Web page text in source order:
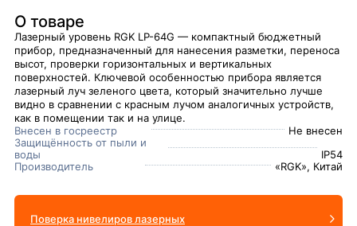
О товаре
Лазерный уровень RGK LP-64G — компактный бюджетный
прибор, предназначенный для нанесения разметки, переноса
высот, проверки горизонтальных и вертикальных
поверхностей. Ключевой особенностью прибора является
лазерный луч зеленого цвета, который значительно лучше
видно в сравнении с красным лучом аналогичных устройств,
как в помещении так и на улице.
Внесен в госреестр
Не внесен
Защищённость от пыли и
воды
IP54
Производитель
«RGK», Китай
Поверка нивелиров лазерных